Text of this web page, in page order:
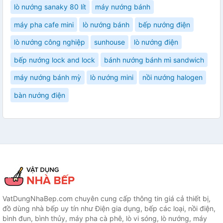
lò nướng sanaky 80 lít máy nướng bánh
máy pha cafe mini lò nướng bánh bếp nướng điện
lò nướng công nghiệp sunhouse lò nướng điện
bếp nướng lock and lock bánh nướng bánh mì sandwich
máy nướng bánh mỳ lò nướng mini nồi nướng halogen
bàn nướng điện
VatDungNhaBep.com chuyên cung cấp thông tin giá cả thiết bị,
đồ dùng nhà bếp uy tín như Điện gia dụng, bếp các loại, nồi điện,
bình đun, bình thủy, máy pha cà phê, lò vi sóng, lò nướng, máy